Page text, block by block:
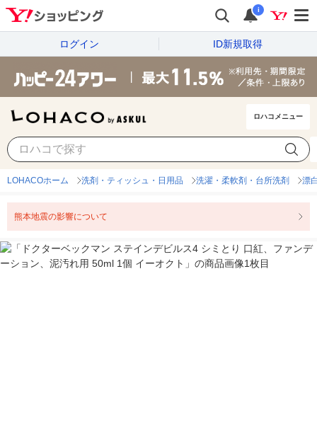
i
ログイン ID新規取得
ロハコメニュー
LOHACOホーム 洗剤・ティッシュ・日用品 洗濯・柔軟剤・台所洗剤 漂
熊本地震の影響について